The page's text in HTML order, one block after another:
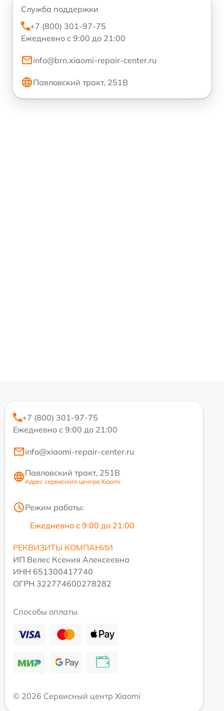
Служба поддержки
+7 (800) 301-97-75
Ежедневно с 9:00 до 21:00
info@brn.xiaomi-repair-center.ru
Павловский тракт, 251В
+7 (800) 301-97-75
Ежедневно с 9:00 до 21:00
info@xiaomi-repair-center.ru
Павловский тракт, 251В
Адрес сервисного центра Xiaomi
Режим работы:
Ежедневно с 9:00 до 21:00
РЕКВИЗИТЫ КОМПАНИИ
ИП Велес Ксения Алексеевна
ИНН 651300417740
ОГРН 322774600278282
Способы оплаты
© 2026 Сервисный центр Xiaomi